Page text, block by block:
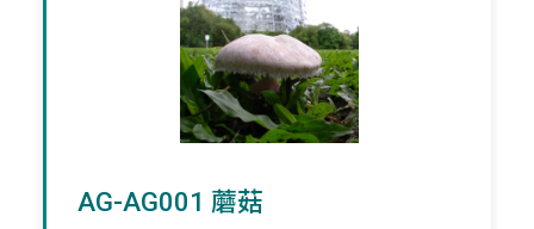
AG-AG001 蘑菇